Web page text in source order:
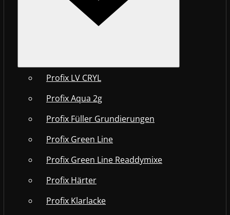
Profix LV CRYL
Profix Aqua 2g
Profix Füller Grundierungen
Profix Green Line
Profix Green Line Readdymixe
Profix Härter
Profix Klarlacke